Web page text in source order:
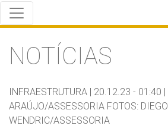
NOTÍCIAS
INFRAESTRUTURA | 20.12.23 - 01:40 |
ARAÚJO/ASSESSORIA FOTOS: DIEGO
WENDRIC/ASSESSORIA